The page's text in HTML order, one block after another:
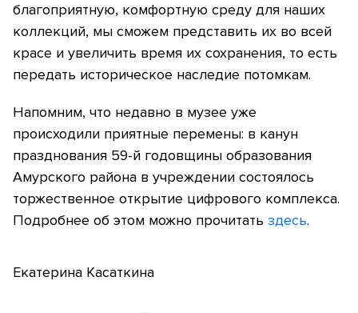
благоприятную, комфортную среду для наших
коллекций, мы сможем представить их во всей
красе и увеличить время их сохранения, то есть
передать историческое наследие потомкам.
Напомним, что недавно в музее уже
происходили приятные перемены: в канун
празднования 59-й годовщины образования
Амурского района в учреждении состоялось
торжественное открытие цифрового комплекса.
Подробнее об этом можно прочитать здесь.
Екатерина Касаткина